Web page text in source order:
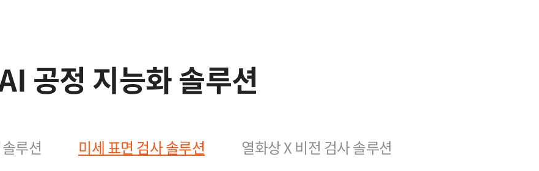
공정 지능화 솔루션​
루션 미세 표면 검사 솔루션 열화상 X 비전 검사 솔루션​